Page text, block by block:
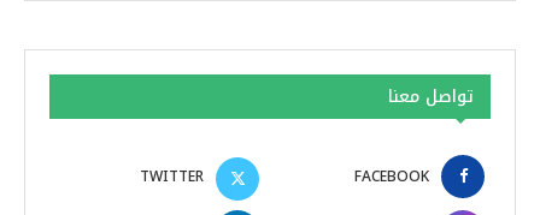
تواصل معنا
FACEBOOK
TWITTER